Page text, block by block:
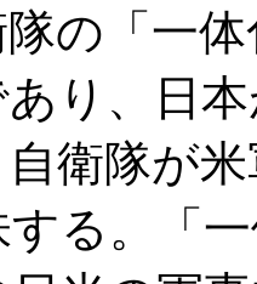
の「一体
あり、日
衛隊が
る。「